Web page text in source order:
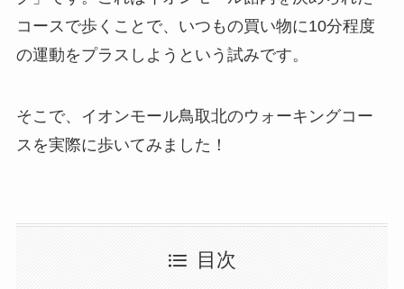
コースで歩くことで、いつもの買い物に10分程度
の運動をプラスしようという試みです。
そこで、イオンモール鳥取北のウォーキングコー
スを実際に歩いてみました！
目次